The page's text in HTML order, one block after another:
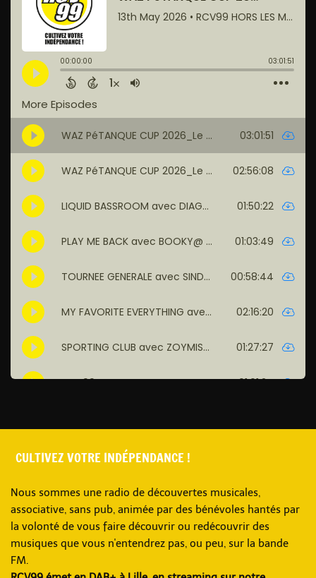
CULTIVEZ VOTRE INDÉPENDANCE !
Nous sommes une radio de découvertes musicales,
associative, sans pub, animée par des bénévoles hantés par
la volonté de vous faire découvrir ou redécouvrir des
musiques que vous n'entendrez pas, ou peu, sur la bande
FM.